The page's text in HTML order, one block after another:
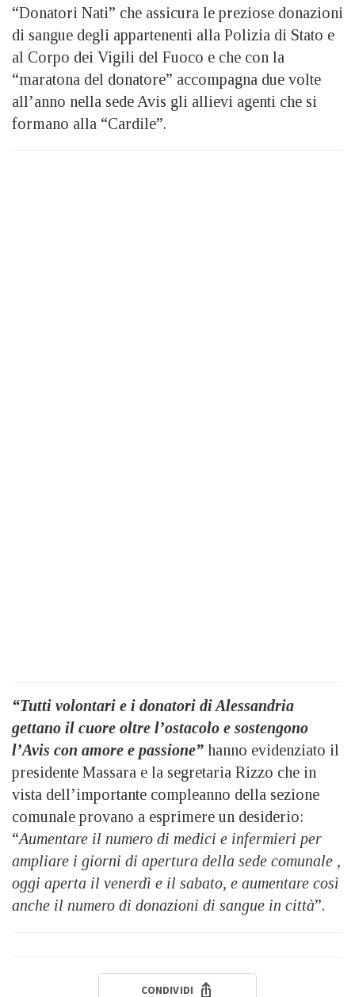
“Donatori Nati” che assicura le preziose donazioni
di sangue degli appartenenti alla Polizia di Stato e
al Corpo dei Vigili del Fuoco e che con la
“maratona del donatore” accompagna due volte
all’anno nella sede Avis gli allievi agenti che si
formano alla “Cardile”.
“Tutti volontari e i donatori di Alessandria
gettano il cuore oltre l’ostacolo e sostengono
l’Avis con amore e passione” hanno evidenziato il
presidente Massara e la segretaria Rizzo che in
vista dell’importante compleanno della sezione
comunale provano a esprimere un desiderio:
“Aumentare il numero di medici e infermieri per
ampliare i giorni di apertura della sede comunale ,
oggi aperta il venerdì e il sabato, e aumentare così
anche il numero di donazioni di sangue in città”.
CONDIVIDI